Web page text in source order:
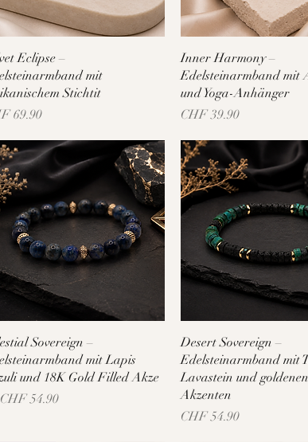
Schnellansicht
Eclipse –
mit
Stichtit
69.90
Schnellansicht
Inner Harmony –
Edelsteinarmband mit
und Yoga-Anhänger
Preis
CHF 39.90
Schnellansicht
Sovereign –
mit Lapis
und 18K Gold Filled Akze
CHF 54.90
Preis
Schnellansicht
Desert Sovereign –
Edelsteinarmband mit
Lavastein und goldenen
Akzenten
Preis
CHF 54.90